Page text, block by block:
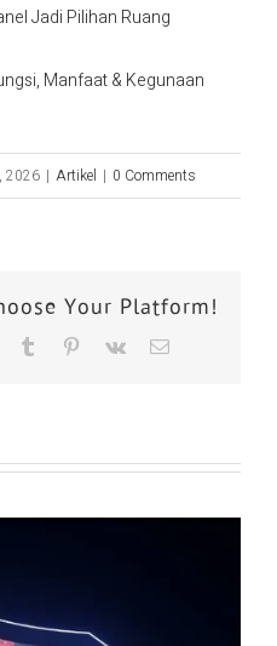
Jadi Pilihan Ruang
Manfaat & Kegunaan
2026 | Artikel | 0 Comments
Your Platform!